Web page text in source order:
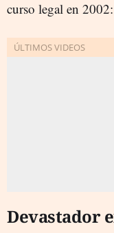
curso legal en
Devastador